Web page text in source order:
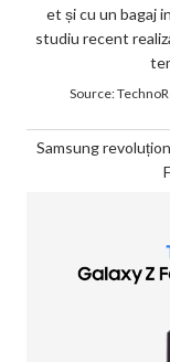
et și cu un bagaj
studiu recent
Source:
Samsung